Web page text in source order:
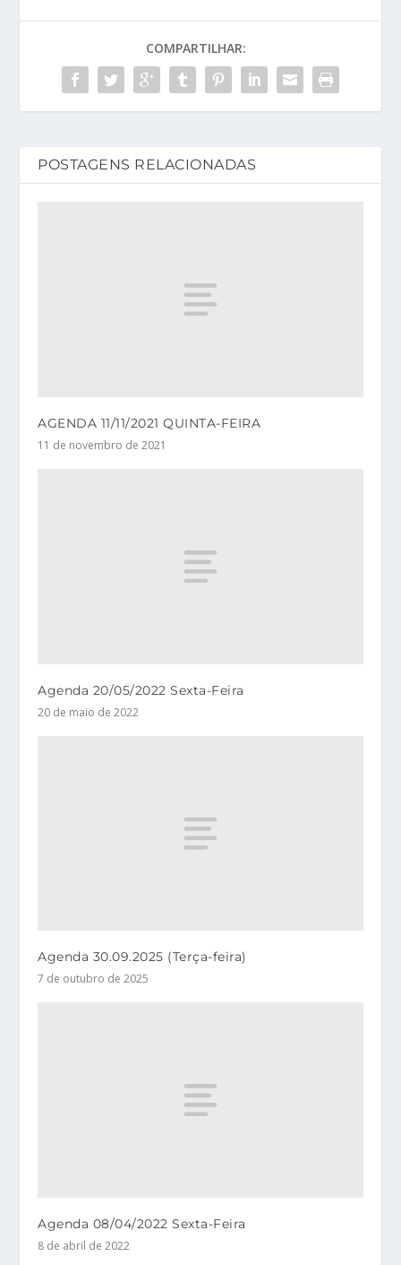
COMPARTILHAR:
POSTAGENS RELACIONADAS
AGENDA 11/11/2021 QUINTA-FEIRA
11 de novembro de 2021
Agenda 20/05/2022 Sexta-Feira
20 de maio de 2022
Agenda 30.09.2025 (Terça-feira)
7 de outubro de 2025
Agenda 08/04/2022 Sexta-Feira
8 de abril de 2022